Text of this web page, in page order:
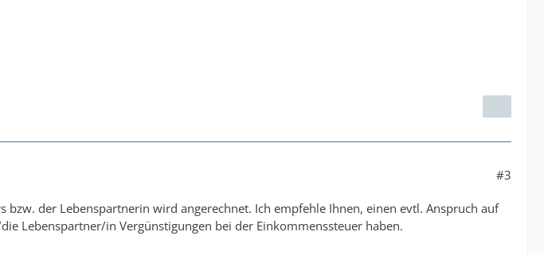
#3
bzw. der Lebenspartnerin wird angerechnet. Ich empfehle Ihnen, einen evtl. Anspruch auf
Lebenspartner/in Vergünstigungen bei der Einkommenssteuer haben.